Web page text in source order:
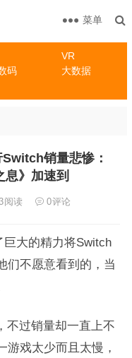
VR
码
大数据
菜单
销量悲惨：
息》加速到
阅读 0评论
大的精力将Switch
们不愿意看到的，当
不过销量却一直上不
游戏太少而且太慢，